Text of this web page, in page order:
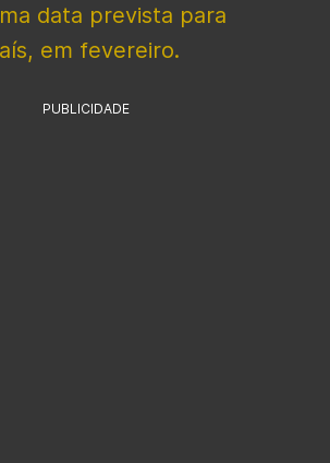
data prevista para
em fevereiro.
PUBLICIDADE